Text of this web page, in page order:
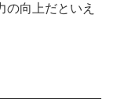
の向上だといえ